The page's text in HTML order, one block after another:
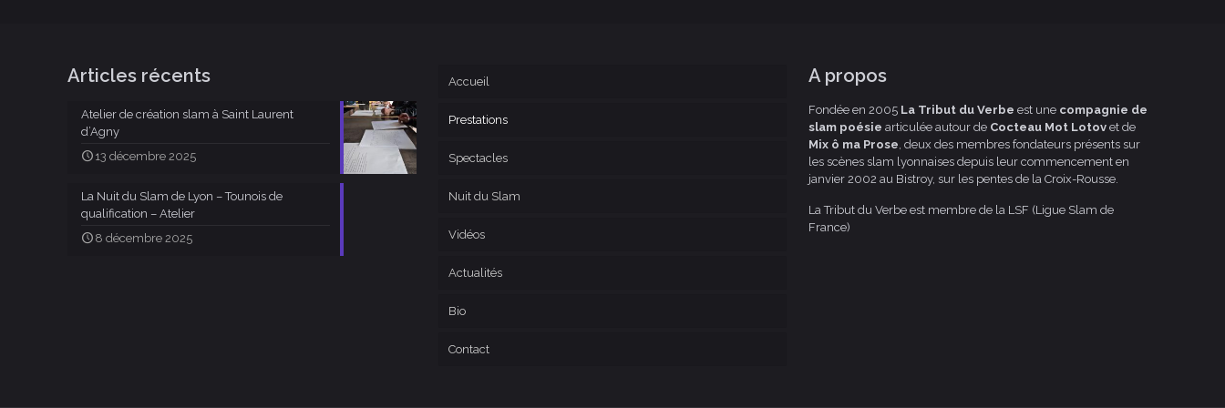
Articles récents
Atelier de création slam à Saint Laurent
d’Agny
13 décembre 2025
La Nuit du Slam de Lyon – Tounois de
qualification – Atelier
8 décembre 2025
Accueil
Prestations
Spectacles
Nuit du Slam
Vidéos
Actualités
Bio
Contact
A propos
Fondée en 2005 La Tribut du Verbe est une compagnie de
slam poésie articulée autour de Cocteau Mot Lotov et de
Mix ô ma Prose, deux des membres fondateurs présents sur
les scènes slam lyonnaises depuis leur commencement en
janvier 2002 au Bistroy, sur les pentes de la Croix-Rousse.
La Tribut du Verbe est membre de la LSF (Ligue Slam de
France)